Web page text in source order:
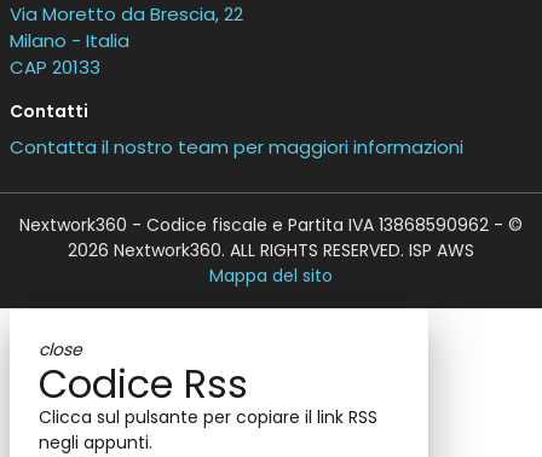
Via Moretto da Brescia, 22
Milano - Italia
CAP 20133
Contatti
Contatta il nostro team per maggiori informazioni
Nextwork360 - Codice fiscale e Partita IVA 13868590962 - ©
2026 Nextwork360. ALL RIGHTS RESERVED. ISP AWS
Mappa del sito
close
Codice Rss
Clicca sul pulsante per copiare il link RSS
negli appunti.